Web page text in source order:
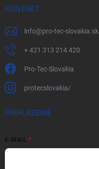
KONTAKT
info@pro-tec-slovakia.sk
+ 421 313 214 420
Pro-Tec-Slovakia
protecslovakia/
PRIHLÁSENIE
E-MAIL